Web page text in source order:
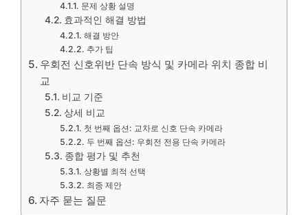
문제 상황 설명
효과적인 해결 방법
해결 방안
추가 팁
우회전 신호위반 단속 방식 및 카메라 위치 종합 비
교
비교 기준
상세 비교
첫 번째 옵션: 교차로 신호 단속 카메라
두 번째 옵션: 우회전 전용 단속 카메라
종합 평가 및 추천
상황별 최적 선택
최종 제안
자주 묻는 질문